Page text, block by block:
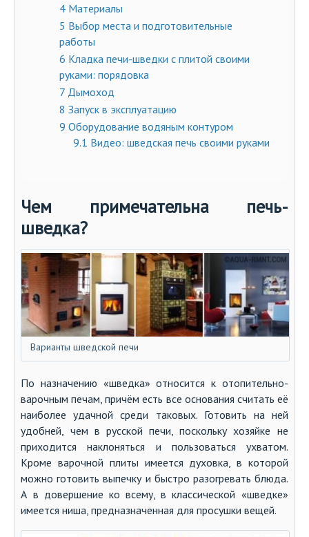
4 Материалы
5 Выбор места и подготовительные
работы
6 Кладка печи-шведки с плитой своими
руками: порядовка
7 Дымоход
8 Запуск в эксплуатацию
9 Оборудование водяным контуром
9.1 Видео: шведская печь своими руками
Чем примечательна печь-
шведка?
Варианты шведской печи
По назначению «шведка» относится к отопительно-
варочным печам, причём есть все основания считать её
наиболее удачной среди таковых. Готовить на ней
удобней, чем в русской печи, поскольку хозяйке не
приходится наклоняться и пользоваться ухватом.
Кроме варочной плиты имеется духовка, в которой
можно готовить выпечку и быстро разогревать блюда.
А в довершение ко всему, в классической «шведке»
имеется ниша, предназначенная для просушки вещей.